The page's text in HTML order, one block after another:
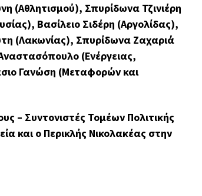
(Αθλητισμού), Σπυρίδωνα Τζινιέρη
Βασίλειο Σιδέρη (Αργολίδας),
(Λακωνίας), Σπυρίδωνα Ζαχαριά
(Ενέργειας,
Γανώση (Μεταφορών και
– Συντονιστές Τομέων Πολιτικής
και ο Περικλής Νικολακέας στην